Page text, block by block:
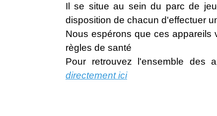
Il se situe au sein du parc de
disposition de chacun d'effectuer
Nous espérons que ces appareils
règles de santé
Pour retrouvez l'ensemble des
directement ici